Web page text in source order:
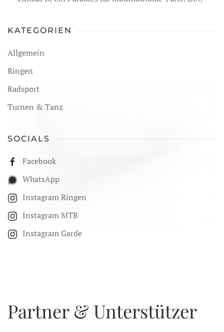
KATEGORIEN
Allgemein
Ringen
Radsport
Turnen & Tanz
SOCIALS
Facebook
WhatsApp
Instagram Ringen
Instagram MTB
Instagram Garde
Partner & Unterstützer